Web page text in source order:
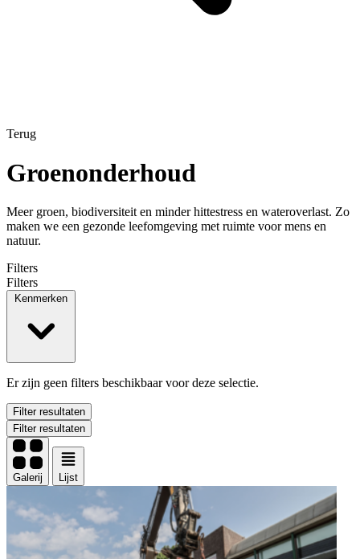
Terug
Groenonderhoud
Meer groen, biodiversiteit en minder hittestress en wateroverlast. Zo
maken we een gezonde leefomgeving met ruimte voor mens en
natuur.
Filters
Filters
Kenmerken
Er zijn geen filters beschikbaar voor deze selectie.
Filter resultaten
Filter resultaten
Galerij Lijst